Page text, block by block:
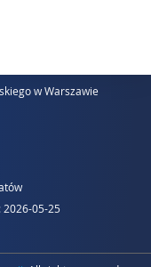
w Warszawie
2026-05-25